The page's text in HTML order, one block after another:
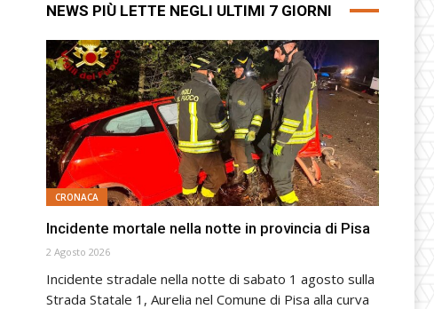
NEWS PIÙ LETTE NEGLI ULTIMI 7 GIORNI
CRONACA
Incidente mortale nella notte in provincia di Pisa
2 Agosto 2026
Incidente stradale nella notte di sabato 1 agosto sulla
Strada Statale 1, Aurelia nel Comune di Pisa alla curva